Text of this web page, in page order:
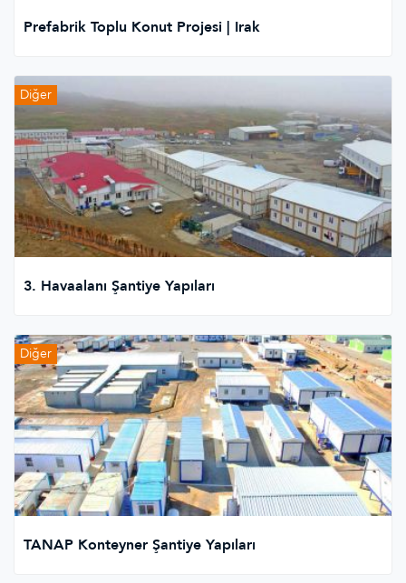
Prefabrik Toplu Konut Projesi | Irak
Diğer
3. Havaalanı Şantiye Yapıları
Diğer
TANAP Konteyner Şantiye Yapıları